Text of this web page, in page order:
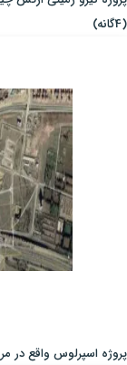
(4گانه)
پروژه اسپرلوس واقع در